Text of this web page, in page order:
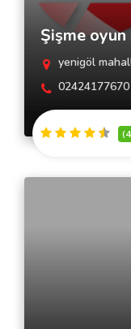
Şişme oyun
yenigöl
02424177670